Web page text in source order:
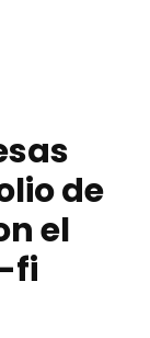
de
el
fi